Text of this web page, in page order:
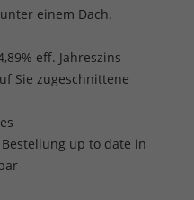
einem Dach.
eff. Jahreszins
Sie zugeschnittene
up to date in